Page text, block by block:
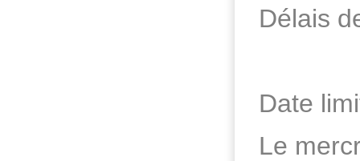
Délais
Date
Le